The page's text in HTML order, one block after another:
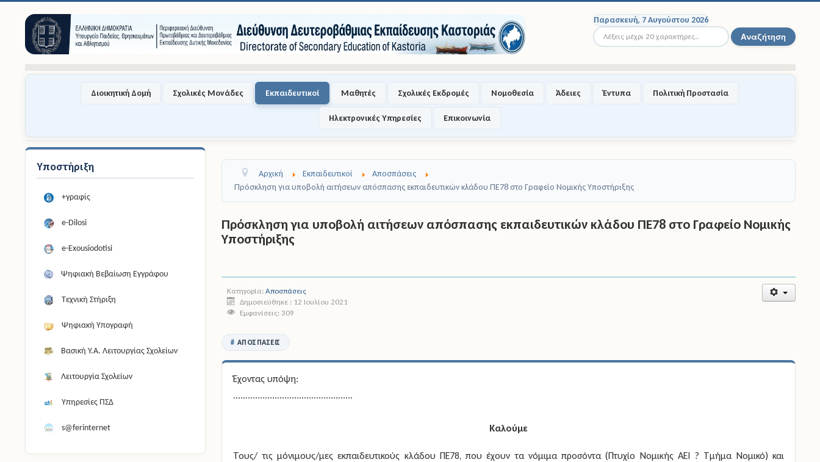
Παρασκευή, 7 Αυγούστου 2026
Αναζήτηση... Αναζήτηση
Διοικητική Δομή Σχολικές Μονάδες Εκπαιδευτικοί Μαθητές Σχολικές Εκδρομές Νομοθεσία Άδειες Έντυπα Πολιτική Προστασία
Ηλεκτρονικές Υπηρεσίες Επικοινωνία
Υποστήριξη
+γραφίς
e-Dilosi
e-Exousiodotisi
Ψηφιακή Βεβαίωση Εγγράφου
Τεχνική Στήριξη
Ψηφιακή Υπογραφή
Βασική Υ.Α. Λειτουργίας Σχολείων
Λειτουργία Σχολείων
Υπηρεσίες ΠΣΔ
s@ferinternet
Αρχική Εκπαιδευτικοί
Αποσπάσεις
Πρόσκληση για υποβολή αιτήσεων απόσπασης εκπαιδευτικών κλάδου ΠΕ78 στο Γραφείο Νομικής Υποστήριξης
Πρόσκληση για υποβολή αιτήσεων απόσπασης εκπαιδευτικών κλάδου ΠΕ78 στο Γραφείο Νομικής
Υποστήριξης
Κατηγορία:Αποσπάσεις
Δημοσιεύθηκε : 12 Ιουλίου 2021
Εμφανίσεις: 309
ΑΠΟΣΠΆΣΕΙΣ
Έχοντας υπόψη:
.................................................
Καλούμε
Τους/ τις μόνιμους/μες εκπαιδευτικούς κλάδου ΠΕ78, που έχουν τα νόμιμα προσόντα (Πτυχίο Νομικής ΑΕΙ ? Τμήμα Νομικό) και